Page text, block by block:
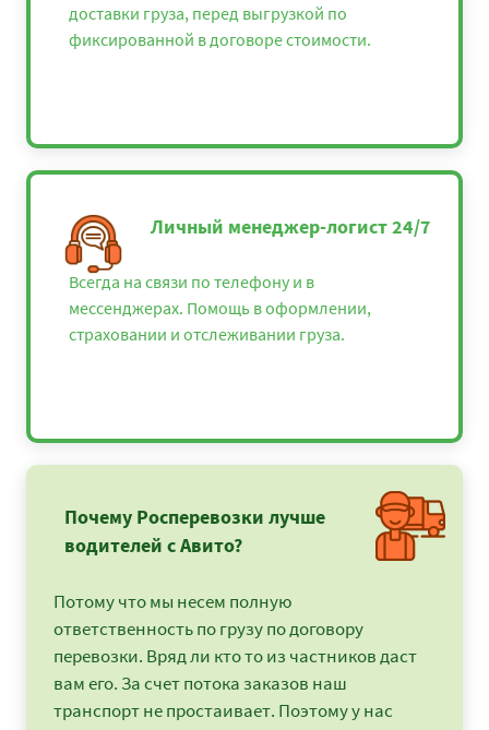
доставки груза, перед выгрузкой по
фиксированной в договоре стоимости.
Личный менеджер-логист 24/7
Всегда на связи по телефону и в
мессенджерах. Помощь в оформлении,
страховании и отслеживании груза.
Почему Росперевозки лучше
водителей с Авито?
Потому что мы несем полную
ответственность по грузу по договору
перевозки. Вряд ли кто то из частников даст
вам его. За счет потока заказов наш
транспорт не простаивает. Поэтому у нас